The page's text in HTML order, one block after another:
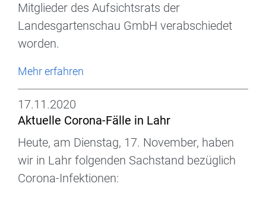
Mitglieder des Aufsichtsrats der
Landesgartenschau GmbH verabschiedet
worden.
Mehr erfahren
17.11.2020
Aktuelle Corona-Fälle in Lahr
Heute, am Dienstag, 17. November, haben
wir in Lahr folgenden Sachstand bezüglich
Corona-Infektionen: